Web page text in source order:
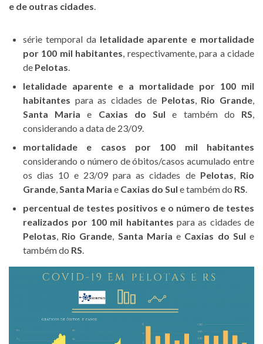
e de outras cidades.
série temporal da letalidade aparente e mortalidade
por 100 mil habitantes, respectivamente, para a cidade
de Pelotas.
letalidade aparente e a mortalidade por 100 mil
habitantes para as cidades de Pelotas, Rio Grande,
Santa Maria e Caxias do Sul e também do RS,
considerando a data de 23/09.
mortalidade e casos por 100 mil habitantes
considerando o número de óbitos/casos acumulado entre
os dias 10 e 23/09 para as cidades de Pelotas, Rio
Grande,Santa Maria e Caxias do Sul e também do RS.
percentual de testes positivos e o número de testes
realizados por 100 mil habitantes para as cidades de
Pelotas, Rio Grande, Santa Maria e Caxias do Sul e
também do RS.